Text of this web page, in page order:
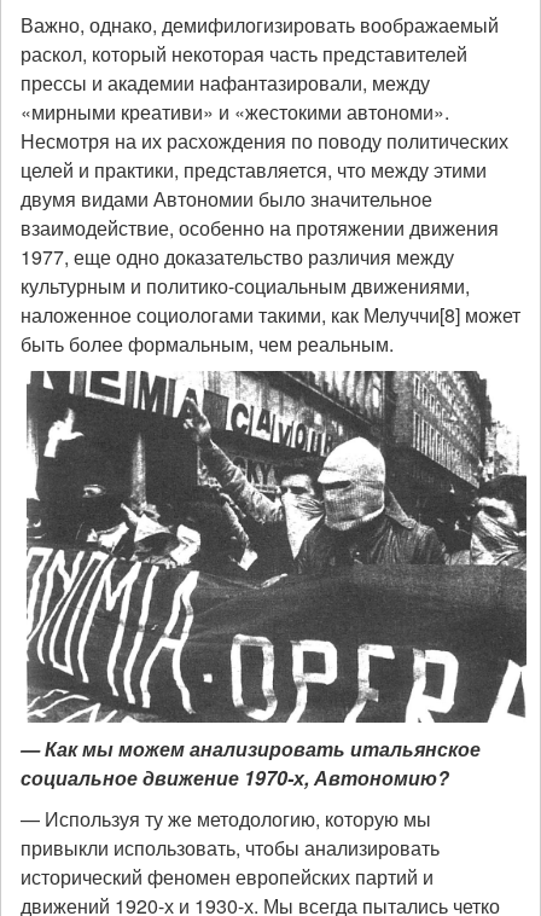
Важно, однако, демифилогизировать воображаемый
раскол, который некоторая часть представителей
прессы и академии нафантазировали, между
«мирными креативи» и «жестокими автономи».
Несмотря на их расхождения по поводу политических
целей и практики, представляется, что между этими
двумя видами Автономии было значительное
взаимодействие, особенно на протяжении движения
1977, еще одно доказательство различия между
культурным и политико-социальным движениями,
наложенное социологами такими, как Мелуччи[8] может
быть более формальным, чем реальным.
— Как мы можем анализировать итальянское
социальное движение 1970-х, Автономию?
— Используя ту же методологию, которую мы
привыкли использовать, чтобы анализировать
исторический феномен европейских партий и
движений 1920-х и 1930-х. Мы всегда пытались четко